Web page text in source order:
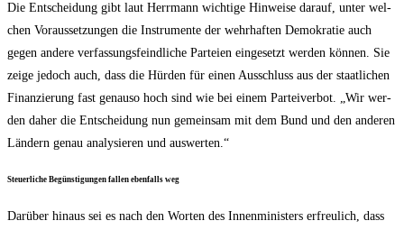
Die Ent­schei­dung gibt laut Herr­mann wich­ti­ge Hin­wei­se dar­auf, unter wel­
chen Vor­aus­set­zun­gen die Instru­men­te der wehr­haf­ten Demo­kra­tie auch
gegen ande­re ver­fas­sungs­feind­li­che Par­tei­en ein­ge­setzt wer­den kön­nen. Sie
zei­ge jedoch auch, dass die Hür­den für einen Aus­schluss aus der staat­li­chen
Finan­zie­rung fast genau­so hoch sind wie bei einem Par­tei­ver­bot. „Wir wer­
den daher die Ent­schei­dung nun gemein­sam mit dem Bund und den ande­ren
Län­dern genau ana­ly­sie­ren und auswerten.“
Steu­er­li­che Begüns­ti­gun­gen fal­len eben­falls weg
Dar­über hin­aus sei es nach den Wor­ten des Innen­mi­nis­ters erfreu­lich, dass